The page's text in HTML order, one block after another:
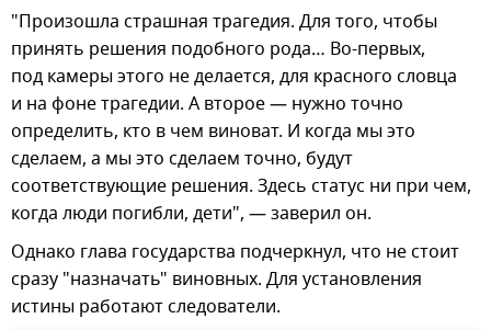
"Произошла страшная трагедия. Для того, чтобы
принять решения подобного рода… Во-первых,
под камеры этого не делается, для красного словца
и на фоне трагедии. А второе — нужно точно
определить, кто в чем виноват. И когда мы это
сделаем, а мы это сделаем точно, будут
соответствующие решения. Здесь статус ни при чем,
когда люди погибли, дети", — заверил он.
Однако глава государства подчеркнул, что не стоит
сразу "назначать" виновных. Для установления
истины работают следователи.